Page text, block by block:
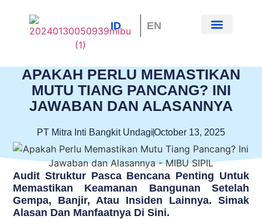
ID EN
APAKAH PERLU MEMASTIKAN
MUTU TIANG PANCANG? INI
JAWABAN DAN ALASANNYA
PT Mitra Inti Bangkit UndagiOctober 13, 2025
Audit Struktur Pasca Bencana Penting Untuk
Memastikan Keamanan Bangunan Setelah
Gempa, Banjir, Atau Insiden Lainnya. Simak
Alasan Dan Manfaatnya Di Sini.